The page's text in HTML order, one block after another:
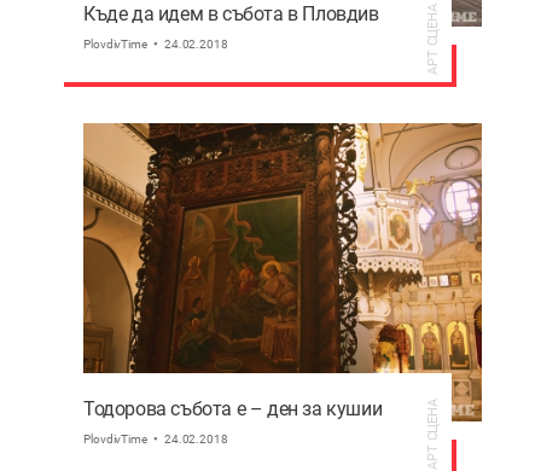
Къде да идем в събота в Пловдив
PlovdivTime 24.02.2018 АРТ СЦЕНА
Тодорова събота е – ден за кушии
PlovdivTime 24.02.2018 АРТ СЦЕНА